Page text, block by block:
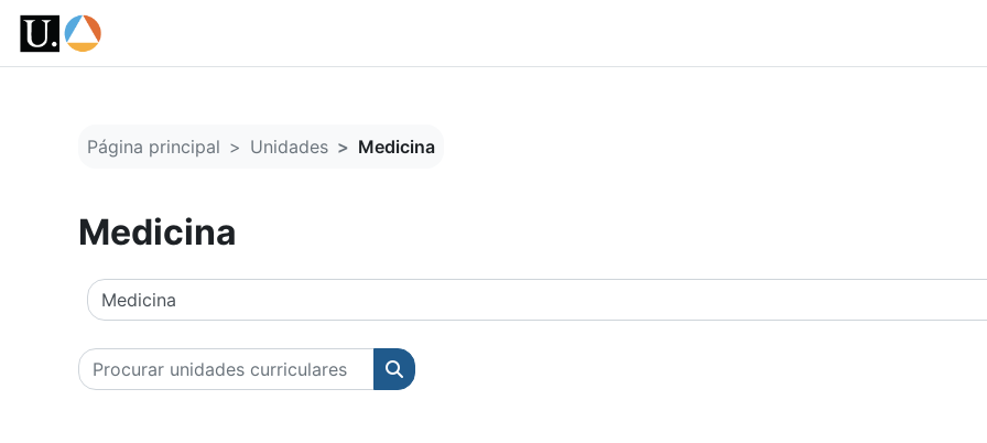
Ir para o conteúdo principal
Página principal Unidades Medicina
Medicina
Categorias de unidades curriculares
Procurar unidades curriculares
Procurar unidades curriculares